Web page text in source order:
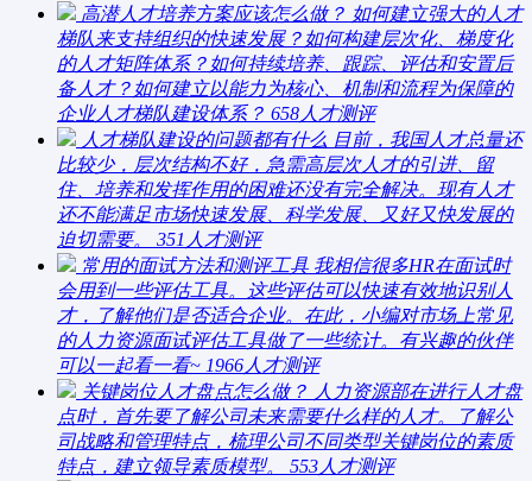
高潜人才培养方案应该怎么做？ 如何建立强大的人才
梯队来支持组织的快速发展？如何构建层次化、梯度化
的人才矩阵体系？如何持续培养、跟踪、评估和安置后
备人才？如何建立以能力为核心、机制和流程为保障的
企业人才梯队建设体系？ 658 人才测评
人才梯队建设的问题都有什么 目前，我国人才总量还
比较少，层次结构不好，急需高层次人才的引进、留
住、培养和发挥作用的困难还没有完全解决。现有人才
还不能满足市场快速发展、科学发展、又好又快发展的
迫切需要。 351 人才测评
常用的面试方法和测评工具 我相信很多HR在面试时
会用到一些评估工具。这些评估可以快速有效地识别人
才，了解他们是否适合企业。在此，小编对市场上常见
的人力资源面试评估工具做了一些统计。有兴趣的伙伴
可以一起看一看~ 1966 人才测评
关键岗位人才盘点怎么做？ 人力资源部在进行人才盘
点时，首先要了解公司未来需要什么样的人才。了解公
司战略和管理特点，梳理公司不同类型关键岗位的素质
特点，建立领导素质模型。
553 人才测评